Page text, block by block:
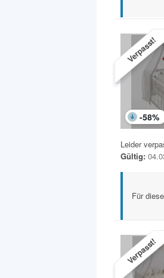
Verpasst!
-58%
Leider
Gültig:
Für
Verpasst!